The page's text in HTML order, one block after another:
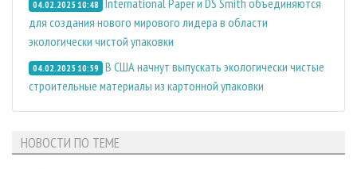
04.02.2025 10:48 International Paper и DS Smith объединяются
для создания нового мирового лидера в области
экологически чистой упаковки
04.02.2025 10:59 В США начнут выпускать экологически чистые
строительные материалы из картонной упаковки
НОВОСТИ ПО ТЕМЕ